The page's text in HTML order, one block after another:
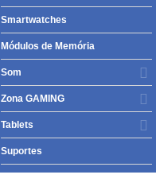
Smartwatches
Módulos de Memória
Som
Zona GAMING
Tablets
Suportes